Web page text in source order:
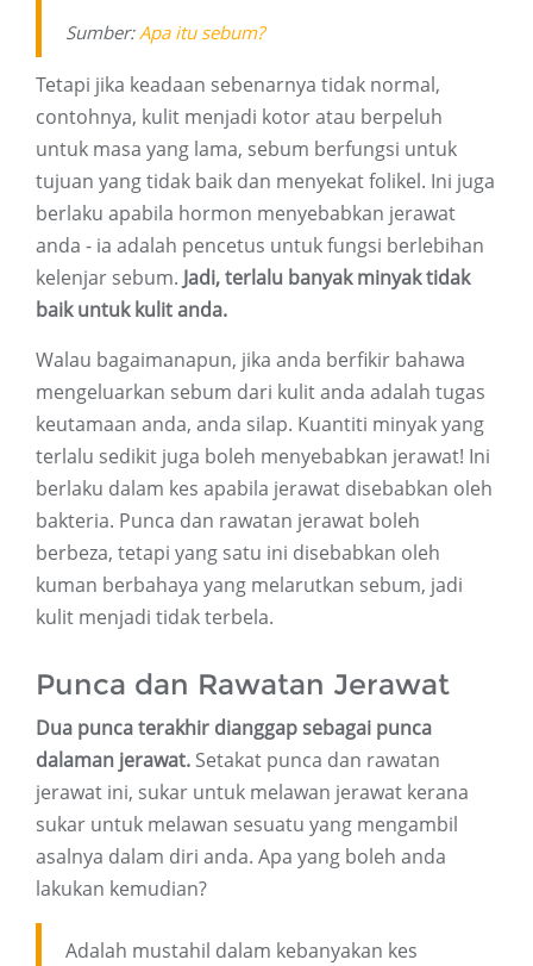
Sumber:Apa itu sebum?
Tetapi jika keadaan sebenarnya tidak normal,
contohnya, kulit menjadi kotor atau berpeluh
untuk masa yang lama, sebum berfungsi untuk
tujuan yang tidak baik dan menyekat folikel. Ini juga
berlaku apabila hormon menyebabkan jerawat
anda - ia adalah pencetus untuk fungsi berlebihan
kelenjar sebum. Jadi, terlalu banyak minyak tidak
baik untuk kulit anda.
Walau bagaimanapun, jika anda berfikir bahawa
mengeluarkan sebum dari kulit anda adalah tugas
keutamaan anda, anda silap. Kuantiti minyak yang
terlalu sedikit juga boleh menyebabkan jerawat! Ini
berlaku dalam kes apabila jerawat disebabkan oleh
bakteria. Punca dan rawatan jerawat boleh
berbeza, tetapi yang satu ini disebabkan oleh
kuman berbahaya yang melarutkan sebum, jadi
kulit menjadi tidak terbela.
Punca dan Rawatan Jerawat
Dua punca terakhir dianggap sebagai punca
dalaman jerawat. Setakat punca dan rawatan
jerawat ini, sukar untuk melawan jerawat kerana
sukar untuk melawan sesuatu yang mengambil
asalnya dalam diri anda. Apa yang boleh anda
lakukan kemudian?
Adalah mustahil dalam kebanyakan kes